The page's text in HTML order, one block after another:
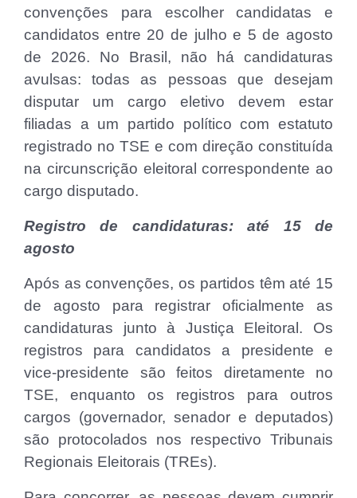
convenções para escolher candidatas e
candidatos entre 20 de julho e 5 de agosto
de 2026. No Brasil, não há candidaturas
avulsas: todas as pessoas que desejam
disputar um cargo eletivo devem estar
filiadas a um partido político com estatuto
registrado no TSE e com direção constituída
na circunscrição eleitoral correspondente ao
cargo disputado.
Registro de candidaturas: até 15 de
agosto
Após as convenções, os partidos têm até 15
de agosto para registrar oficialmente as
candidaturas junto à Justiça Eleitoral. Os
registros para candidatos a presidente e
vice-presidente são feitos diretamente no
TSE, enquanto os registros para outros
cargos (governador, senador e deputados)
são protocolados nos respectivo Tribunais
Regionais Eleitorais (TREs).